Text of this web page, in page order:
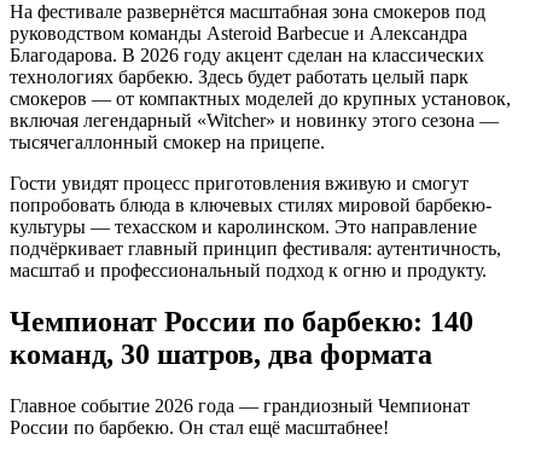
На фестивале развернётся масштабная зона смокеров под
руководством команды Asteroid Barbecue и Александра
Благодарова. В 2026 году акцент сделан на классических
технологиях барбекю. Здесь будет работать целый парк
смокеров — от компактных моделей до крупных установок,
включая легендарный «Witcher» и новинку этого сезона —
тысячегаллонный смокер на прицепе.
Гости увидят процесс приготовления вживую и смогут
попробовать блюда в ключевых стилях мировой барбекю-
культуры — техасском и каролинском. Это направление
подчёркивает главный принцип фестиваля: аутентичность,
масштаб и профессиональный подход к огню и продукту.
Чемпионат России по барбекю: 140
команд, 30 шатров, два формата
Главное событие 2026 года — грандиозный Чемпионат
России по барбекю. Он стал ещё масштабнее!